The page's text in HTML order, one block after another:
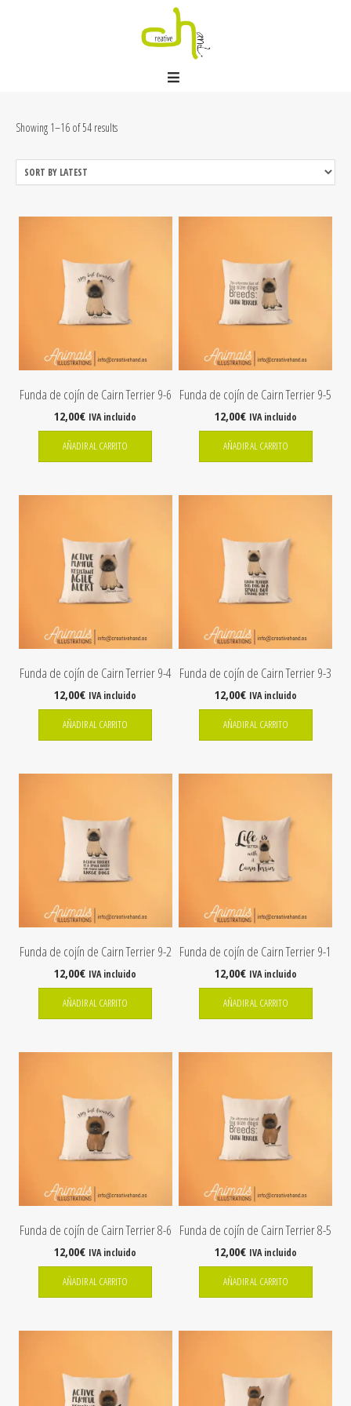
Showing 1–16 of 54 results
Funda de cojín de Cairn Terrier 9-6
12,00€ IVA incluido
AÑADIR AL CARRITO
Funda de cojín de Cairn Terrier 9-5
12,00€ IVA incluido
AÑADIR AL CARRITO
Funda de cojín de Cairn Terrier 9-4
12,00€ IVA incluido
AÑADIR AL CARRITO
Funda de cojín de Cairn Terrier 9-3
12,00€ IVA incluido
AÑADIR AL CARRITO
Funda de cojín de Cairn Terrier 9-2
12,00€ IVA incluido
AÑADIR AL CARRITO
Funda de cojín de Cairn Terrier 9-1
12,00€ IVA incluido
AÑADIR AL CARRITO
Funda de cojín de Cairn Terrier 8-6
12,00€ IVA incluido
AÑADIR AL CARRITO
Funda de cojín de Cairn Terrier 8-5
12,00€ IVA incluido
AÑADIR AL CARRITO